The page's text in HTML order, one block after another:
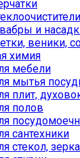
и
веники,
химия
мебели
мытья
плит,
полов
сантехники
стекол,